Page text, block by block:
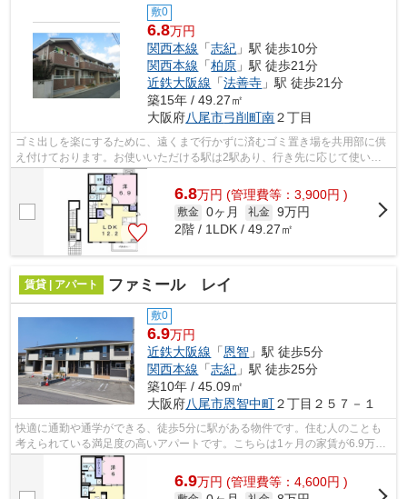
敷0
6.8万円
関西本線 「志紀 」駅 徒歩10分
関西本線 「柏原 」駅 徒歩21分
近鉄大阪線 「法善寺 」駅 徒歩21分
築15年 / 49.27㎡
大阪府八尾市弓削町南２丁目
ゴミ出しを楽にするために、遠くまで行かずに済むゴミ置き場を共用部に供
え付けております。お使いいただける駅は2駅あり、行き先に応じて使い分
けができます。こちらは賃料6.8万円の...
6.8万円 (管理費等：3,900円 )
敷金 0ヶ月 礼金 9万円
2階 / 1LDK / 49.27㎡
賃貸 | アパート ファミール レイ
敷0
6.9万円
近鉄大阪線 「恩智 」駅 徒歩5分
関西本線 「志紀 」駅 徒歩25分
築10年 / 45.09㎡
大阪府八尾市恩智中町２丁目２５７－１
快適に通勤や通学ができる、徒歩5分に駅がある物件です。住む人のことも
考えられている満足度の高いアパートです。こちらは1ヶ月の家賃が6.9万円
のお部屋です。恩智駅周辺への引っ越し...
6.9万円 (管理費等：4,600円 )